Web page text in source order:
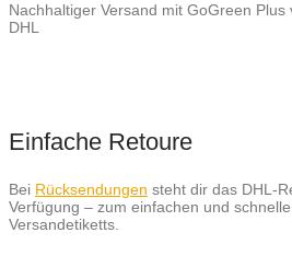
Nachhaltiger Versand mit GoGreen Plus
DHL
Einfache Retoure
Bei Rücksendungen steht dir das DHL-
Verfügung – zum einfachen und
Versandetiketts.